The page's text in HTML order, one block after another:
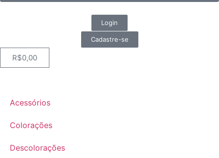
Login
Cadastre-se
R$0,00
Acessórios
Colorações
Descolorações